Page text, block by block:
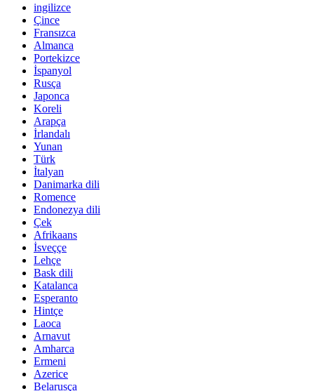
ingilizce
Çince
Fransızca
Almanca
Portekizce
İspanyol
Rusça
Japonca
Koreli
Arapça
İrlandalı
Yunan
Türk
İtalyan
Danimarka dili
Romence
Endonezya dili
Çek
Afrikaans
İsveççe
Lehçe
Bask dili
Katalanca
Esperanto
Hintçe
Laoca
Arnavut
Amharca
Ermeni
Azerice
Belarusça